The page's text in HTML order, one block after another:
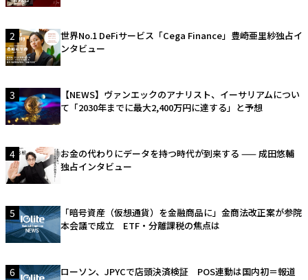
2
世界No.1 DeFiサービス「Cega Finance」豊崎亜里紗独占イ
ンタビュー
3
【NEWS】ヴァンエックのアナリスト、イーサリアムについ
て「2030年までに最大2,400万円に達する」と予想
4
お金の代わりにデータを持つ時代が到来する —— 成田悠輔
独占インタビュー
5
「暗号資産（仮想通貨）を金融商品に」金商法改正案が参院
本会議で成立 ETF・分離課税の焦点は
6 ローソン、JPYCで店頭決済検証 POS連動は国内初＝報道